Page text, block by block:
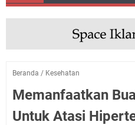
Beranda / Kesehatan
Memanfaatkan
Untuk Atasi